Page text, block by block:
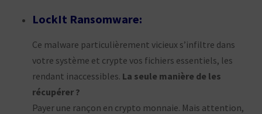
LockIt Ransomware:
Ce malware particulièrement vicieux s’infiltre dans
votre système et crypte vos fichiers essentiels, les
rendant inaccessibles. La seule manière de les
récupérer ?
Payer une rançon en crypto monnaie. Mais attention,